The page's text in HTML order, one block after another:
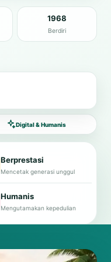
1968
Berdiri
Digital & Humanis
Berprestasi
Mencetak generasi unggul
Humanis
Mengutamakan kepedulian